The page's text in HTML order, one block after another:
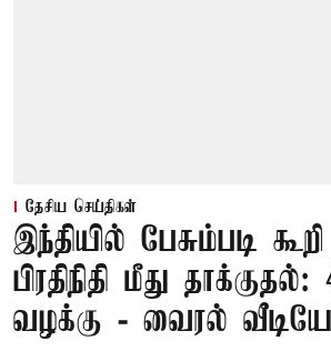
தேசிய செய்திகள்
இந்தியில் பேசும்படி
பிரதிநிதி மீது
வழக்கு - வைரல்